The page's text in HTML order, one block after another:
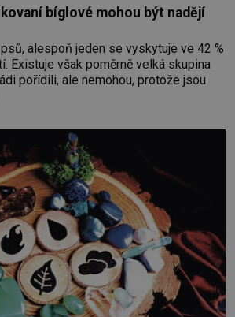
bíglové mohou být nadějí
alespoň jeden se vyskytuje ve 42 %
Existuje však poměrně velká skupina
pořídili, ale nemohou, protože jsou